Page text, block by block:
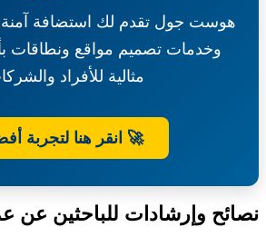
القمر
خليص-
المركز
النباتي
ومكافحة
هوست جول تقدم لك استضافة آمنة،
وخدمات تصميم مواقع ونطاقات
مثالية للأفراد والشركات.
🚀 انقر هنا لتجربة أفضل
وإرشادات للباحثين عن